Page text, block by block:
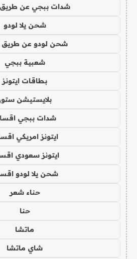
شدات ببجي عن طريق
شحن يلا لودو
شحن لودو عن طريق
شعبية ببجي
بطاقات ايتونز
بلايستيشن
شدات ببجي
ايتونز امريكي
ايتونز سعودي
شحن يلا لودو
حناء شعر
حنا
ماتشا
شاي ماتشا